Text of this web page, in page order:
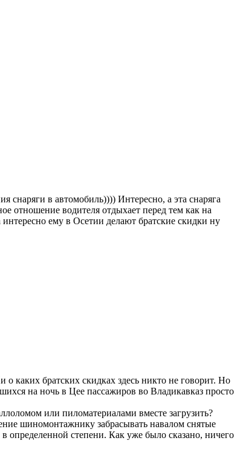
снаряги в автомобиль)))) Интересно, а эта снаряга
отношение водителя отдыхает перед тем как на
ему в Осетии делают братские скидки ну
каких братских скидках здесь никто не говорит. Но
на ночь в Цее пассажиров во Владикавказ просто
или пиломатериалами вместе загрузить?
шиномонтажнику забрасывать навалом снятые
определенной степени. Как уже было сказано, ничего